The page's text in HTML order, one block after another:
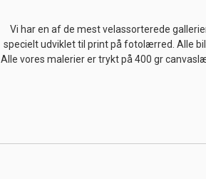
Vi har en af de mest velassorterede
specielt udviklet til print på fotolærred. Alle
Alle vores malerier er trykt på 400 gr